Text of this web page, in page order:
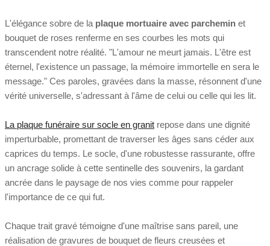
L'élégance sobre de la plaque mortuaire avec parchemin et
bouquet de roses renferme en ses courbes les mots qui
transcendent notre réalité. "L'amour ne meurt jamais. L'être est
éternel, l'existence un passage, la mémoire immortelle en sera le
message." Ces paroles, gravées dans la masse, résonnent d'une
vérité universelle, s'adressant à l'âme de celui ou celle qui les lit.
La plaque funéraire sur socle en granit repose dans une dignité
imperturbable, promettant de traverser les âges sans céder aux
caprices du temps. Le socle, d'une robustesse rassurante, offre
un ancrage solide à cette sentinelle des souvenirs, la gardant
ancrée dans le paysage de nos vies comme pour rappeler
l'importance de ce qui fut.
Chaque trait gravé témoigne d'une maîtrise sans pareil, une
réalisation de gravures de bouquet de fleurs creusées et